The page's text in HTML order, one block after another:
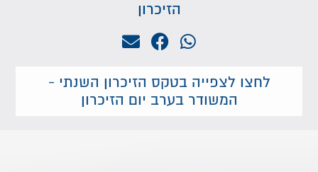
הזיכרון
לחצו לצפייה בטקס הזיכרון השנתי -
המשודר בערב יום הזיכרון